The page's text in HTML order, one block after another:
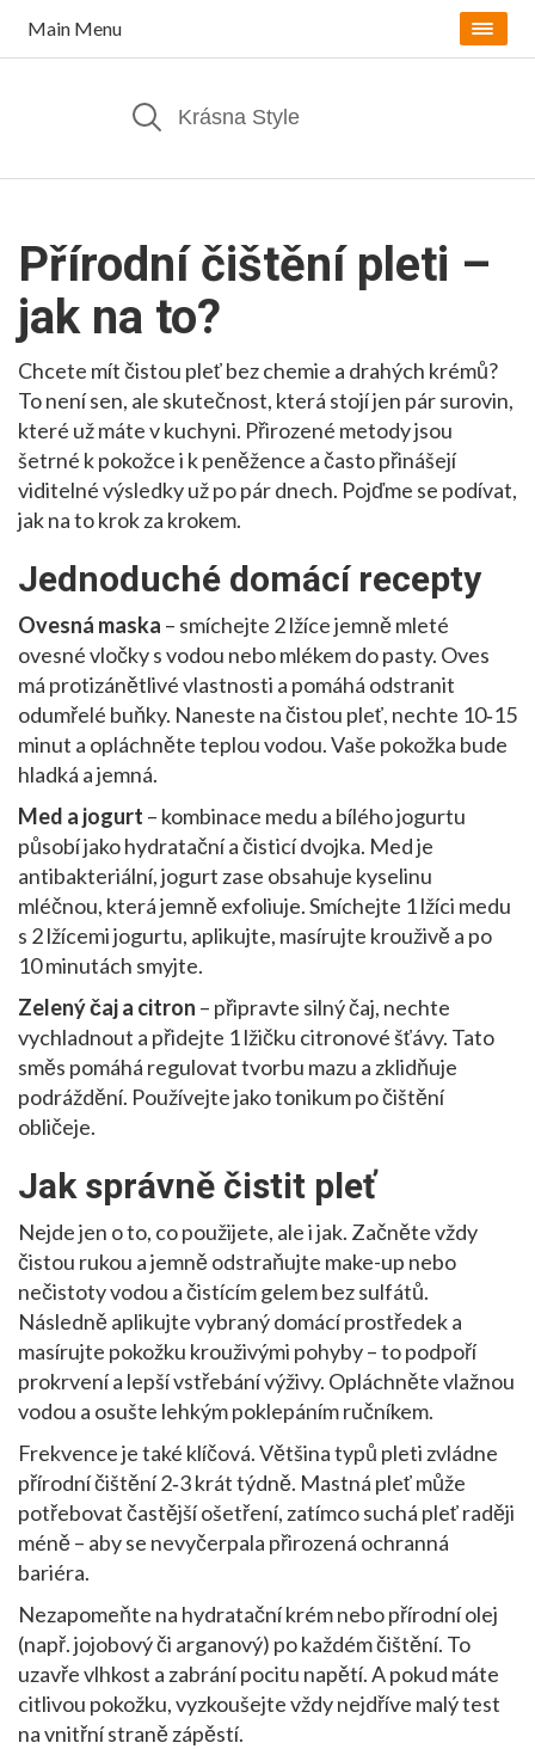
Main Menu
Přírodní čištění pleti –
jak na to?
Chcete mít čistou pleť bez chemie a drahých krémů?
To není sen, ale skutečnost, která stojí jen pár surovin,
které už máte v kuchyni. Přirozené metody jsou
šetrné k pokožce i k peněžence a často přinášejí
viditelné výsledky už po pár dnech. Pojďme se podívat,
jak na to krok za krokem.
Jednoduché domácí recepty
Ovesná maska – smíchejte 2 lžíce jemně mleté
ovesné vločky s vodou nebo mlékem do pasty. Oves
má protizánětlivé vlastnosti a pomáhá odstranit
odumřelé buňky. Naneste na čistou pleť, nechte 10‑15
minut a opláchněte teplou vodou. Vaše pokožka bude
hladká a jemná.
Med a jogurt – kombinace medu a bílého jogurtu
působí jako hydratační a čisticí dvojka. Med je
antibakteriální, jogurt zase obsahuje kyselinu
mléčnou, která jemně exfoliuje. Smíchejte 1 lžíci medu
s 2 lžícemi jogurtu, aplikujte, masírujte krouživě a po
10 minutách smyjte.
Zelený čaj a citron – připravte silný čaj, nechte
vychladnout a přidejte 1 lžičku citronové šťávy. Tato
směs pomáhá regulovat tvorbu mazu a zklidňuje
podráždění. Používejte jako tonikum po čištění
obličeje.
Jak správně čistit pleť
Nejde jen o to, co použijete, ale i jak. Začněte vždy
čistou rukou a jemně odstraňujte make-up nebo
nečistoty vodou a čistícím gelem bez sulfátů.
Následně aplikujte vybraný domácí prostředek a
masírujte pokožku krouživými pohyby – to podpoří
prokrvení a lepší vstřebání výživy. Opláchněte vlažnou
vodou a osušte lehkým poklepáním ručníkem.
Frekvence je také klíčová. Většina typů pleti zvládne
přírodní čištění 2‑3 krát týdně. Mastná pleť může
potřebovat častější ošetření, zatímco suchá pleť raději
méně – aby se nevyčerpala přirozená ochranná
bariéra.
Nezapomeňte na hydratační krém nebo přírodní olej
(např. jojobový či arganový) po každém čištění. To
uzavře vlhkost a zabrání pocitu napětí. A pokud máte
citlivou pokožku, vyzkoušejte vždy nejdříve malý test
na vnitřní straně zápěstí.